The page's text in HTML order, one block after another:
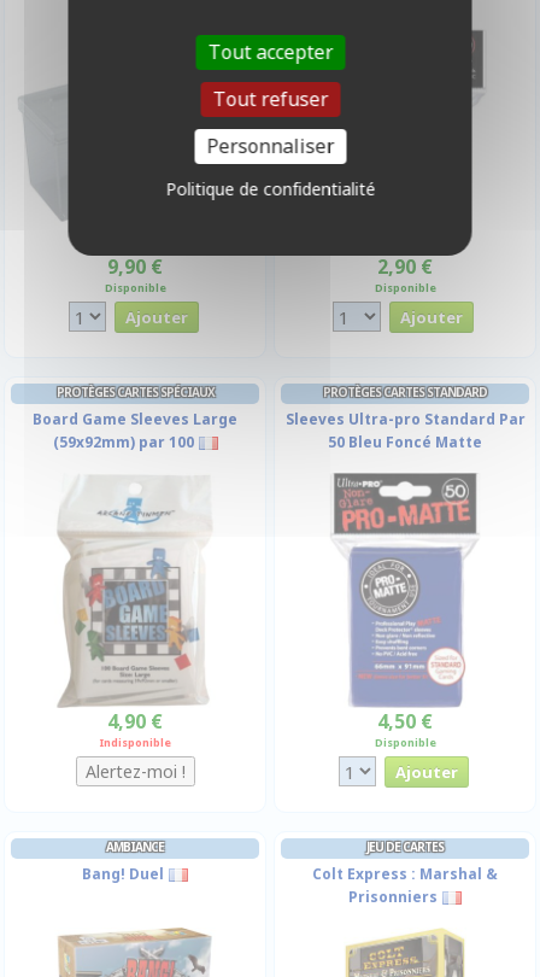
9,90 €
Disponible
2,90 €
Disponible
PROTÈGES CARTES SPÉCIAUX
Board Game Sleeves Large
(59x92mm) par 100
4,90 €
Indisponible
PROTÈGES CARTES STANDARD
Sleeves Ultra-pro Standard Par
50 Bleu Foncé Matte
4,50 €
Disponible
AMBIANCE
Bang! Duel
JEU DE CARTES
Colt Express : Marshal &
Prisonniers
Tout accepter
Tout refuser
Personnaliser
Politique de confidentialité